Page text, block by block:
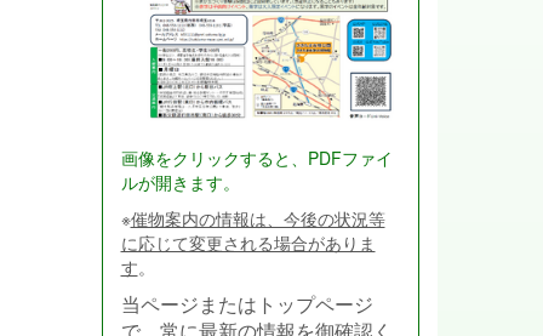
画像をクリックすると、PDFファイ
ルが開きます。
※催物案内の情報は、今後の状況等
に応じて変更される場合がありま
す。
当ページまたはトップページ
で、常に最新の情報を御確認く